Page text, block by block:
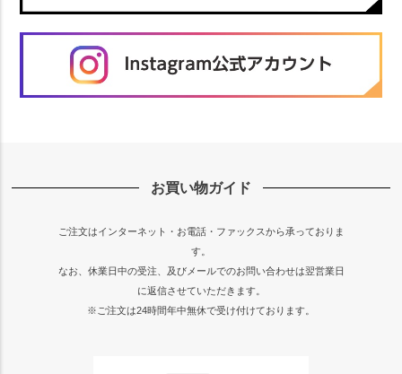
お買い物ガイド
ご注文はインターネット・お電話・ファックスから承っておりま
す。
なお、休業日中の受注、及びメールでのお問い合わせは翌営業日
に返信させていただきます。
※ご注文は24時間年中無休で受け付けております。